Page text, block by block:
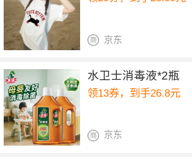
京东
水卫士消毒液*2瓶
领13券，到手26.8元
京东